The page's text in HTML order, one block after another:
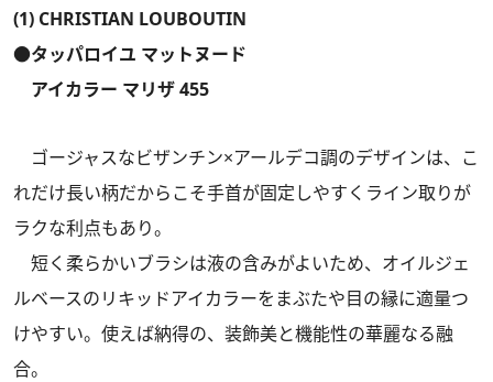
(1) CHRISTIAN LOUBOUTIN
●タッパロイユ マットヌード
アイカラー マリザ 455
ゴージャスなビザンチン×アールデコ調のデザインは、こ
れだけ長い柄だからこそ手首が固定しやすくライン取りが
ラクな利点もあり。
短く柔らかいブラシは液の含みがよいため、オイルジェ
ルベースのリキッドアイカラーをまぶたや目の縁に適量つ
けやすい。使えば納得の、装飾美と機能性の華麗なる融
合。